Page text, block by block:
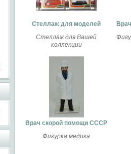
Стеллаж для моделей
Стеллаж для Вашей
коллекции
Врач скорой помощи СССР
Фигурка медика